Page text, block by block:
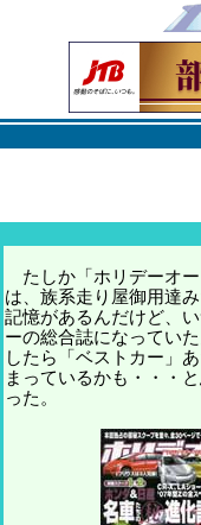
たしか「ホリデーオ
は、族系走り屋御用達
記憶があるんだけど、
ーの総合誌になってい
したら「ベストカー」
まっているかも・・・
った。